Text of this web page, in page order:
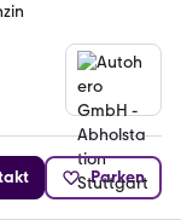
Parken